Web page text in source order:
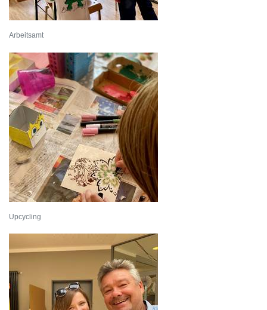
Arbeitsamt
Upcycling